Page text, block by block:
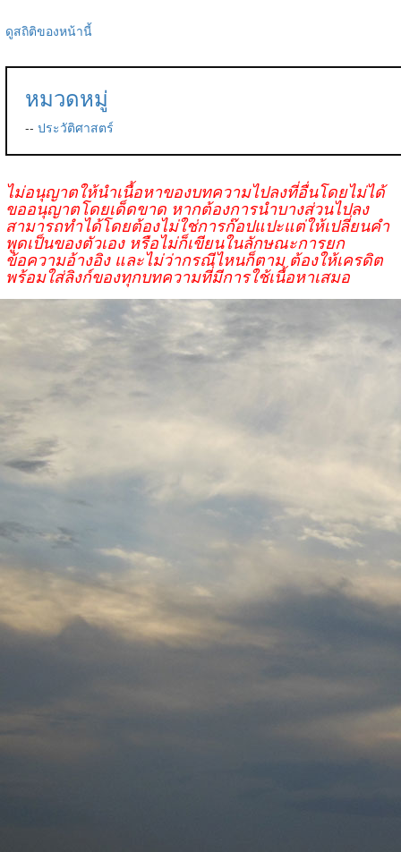
ดูสถิติของหน้านี้
หมวดหมู่
-- ประวัติศาสตร์
ไม่อนุญาตให้นำเนื้อหาของบทความไปลงที่อื่นโดยไม่ได้
ขออนุญาตโดยเด็ดขาด หากต้องการนำบางส่วนไปลง
สามารถทำได้โดยต้องไม่ใช่การก๊อปแปะแต่ให้เปลี่ยนคำ
พูดเป็นของตัวเอง หรือไม่ก็เขียนในลักษณะการยก
ข้อความอ้างอิง และไม่ว่ากรณีไหนก็ตาม ต้องให้เครดิต
พร้อมใส่ลิงก์ของทุกบทความที่มีการใช้เนื้อหาเสมอ